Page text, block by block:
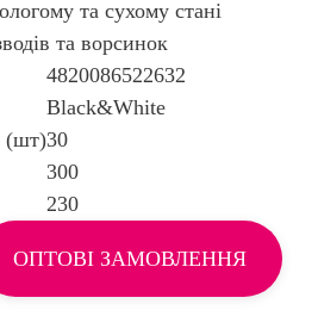
та сухому стані
та ворсинок
4820086522632
Black&White
(шт)30
300
230
ОПТОВІ ЗАМОВЛЕННЯ